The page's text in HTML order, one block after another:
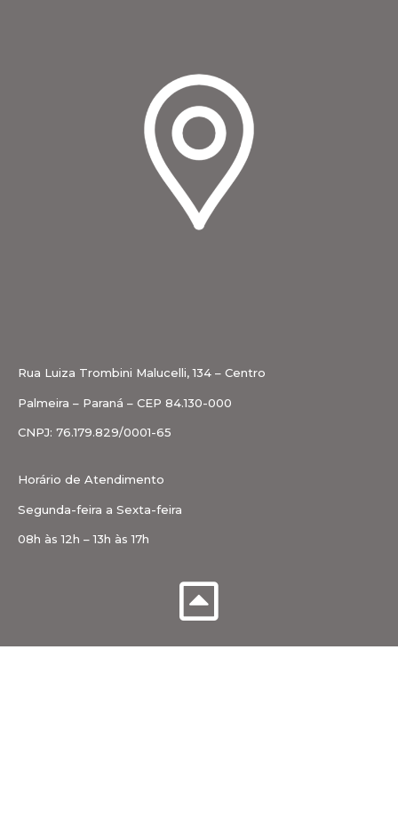
Rua Luiza Trombini Malucelli, 134 – Centro
Palmeira – Paraná – CEP 84.130-000
CNPJ: 76.179.829/0001-65
Horário de Atendimento
Segunda-feira a Sexta-feira
08h às 12h – 13h às 17h